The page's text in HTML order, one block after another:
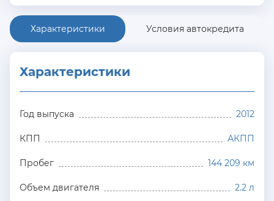
Характеристики Условия автокредита
Характеристики
Год выпуска 2012
КПП АКПП
Пробег 144 209 км
Объем двигателя 2.2 л